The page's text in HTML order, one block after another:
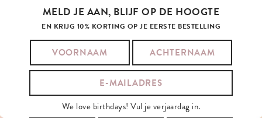
SCHRIJF JE IN OP ONZE NIEUWSBRIEF
JE E-MAILADRES:
MELD JE AAN, BLIJF OP DE HOOGTE
EN KRIJG 10% KORTING OP JE EERSTE BESTELLING
We love birthdays! Vul je verjaardag in.